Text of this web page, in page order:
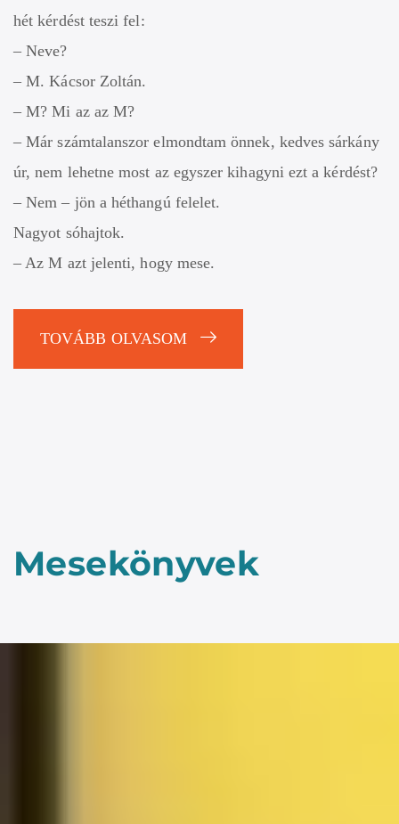
hét kérdést teszi fel:
– Neve?
– M. Kácsor Zoltán.
– M? Mi az az M?
– Már számtalanszor elmondtam önnek, kedves sárkány
úr, nem lehetne most az egyszer kihagyni ezt a kérdést?
– Nem – jön a héthangú felelet.
Nagyot sóhajtok.
– Az M azt jelenti, hogy mese.
TOVÁBB OLVASOM
Mesekönyvek